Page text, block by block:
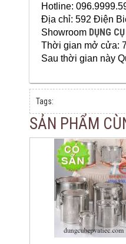
Hotline:
Địa chỉ: 592 Điện
Showroom DỤNG
Thời gian mở cửa:
Sau thời gian này
Tags:
SẢN PHẨM